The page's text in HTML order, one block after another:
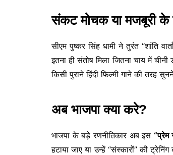
संकट मोचक या मजबूरी के
सीएम पुष्कर सिंह धामी ने तुरंत “शांति
इतना ही संतोष मिला जितना चाय में
किसी पुराने हिंदी फिल्मी गाने की तरह
अब भाजपा क्या करे?
भाजपा के बड़े रणनीतिकार अब इस
हटाया जाए या उन्हें “संस्कारों” की